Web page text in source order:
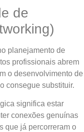
de
planejamento de
profissionais abrem
o desenvolvimento de
consegue substituir.
significa estar
conexões genuínas
que já percorreram o